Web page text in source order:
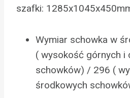
szafki:
Wymiar schowka w
( wysokość górnych i
schowków) / 296 (
środkowych